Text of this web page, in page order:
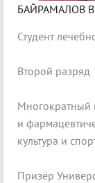
БАЙРАМАЛОВ
Студент
Второй разряд
Многократный
и
культура и
Призёр